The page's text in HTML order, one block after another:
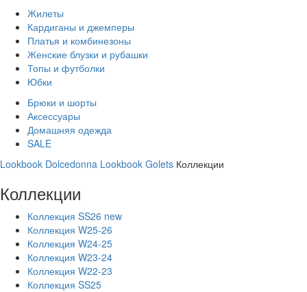
Жилеты
Кардиганы и джемперы
Платья и комбинезоны
Женские блузки и рубашки
Топы и футболки
Юбки
Брюки и шорты
Аксессуары
Домашняя одежда
SALE
Lookbook Dolcedonna Lookbook Golets Коллекции
Коллекции
Коллекция SS26 new
Коллекция W25-26
Коллекция W24-25
Коллекция W23-24
Коллекция W22-23
Коллекция SS25